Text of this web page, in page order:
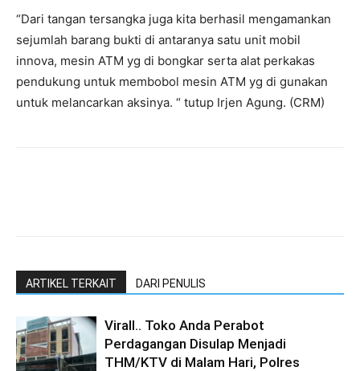
“Dari tangan tersangka juga kita berhasil mengamankan
sejumlah barang bukti di antaranya satu unit mobil
innova, mesin ATM yg di bongkar serta alat perkakas
pendukung untuk membobol mesin ATM yg di gunakan
untuk melancarkan aksinya. “ tutup Irjen Agung. (CRM)
ARTIKEL TERKAIT DARI PENULIS
Virall.. Toko Anda Perabot
Perdagangan Disulap Menjadi
THM/KTV di Malam Hari, Polres